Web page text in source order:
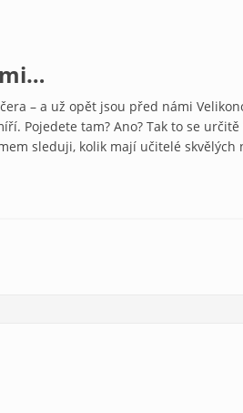
– a už opět jsou před námi
Pojedete tam? Ano? Tak to se
sleduji, kolik mají učitelé